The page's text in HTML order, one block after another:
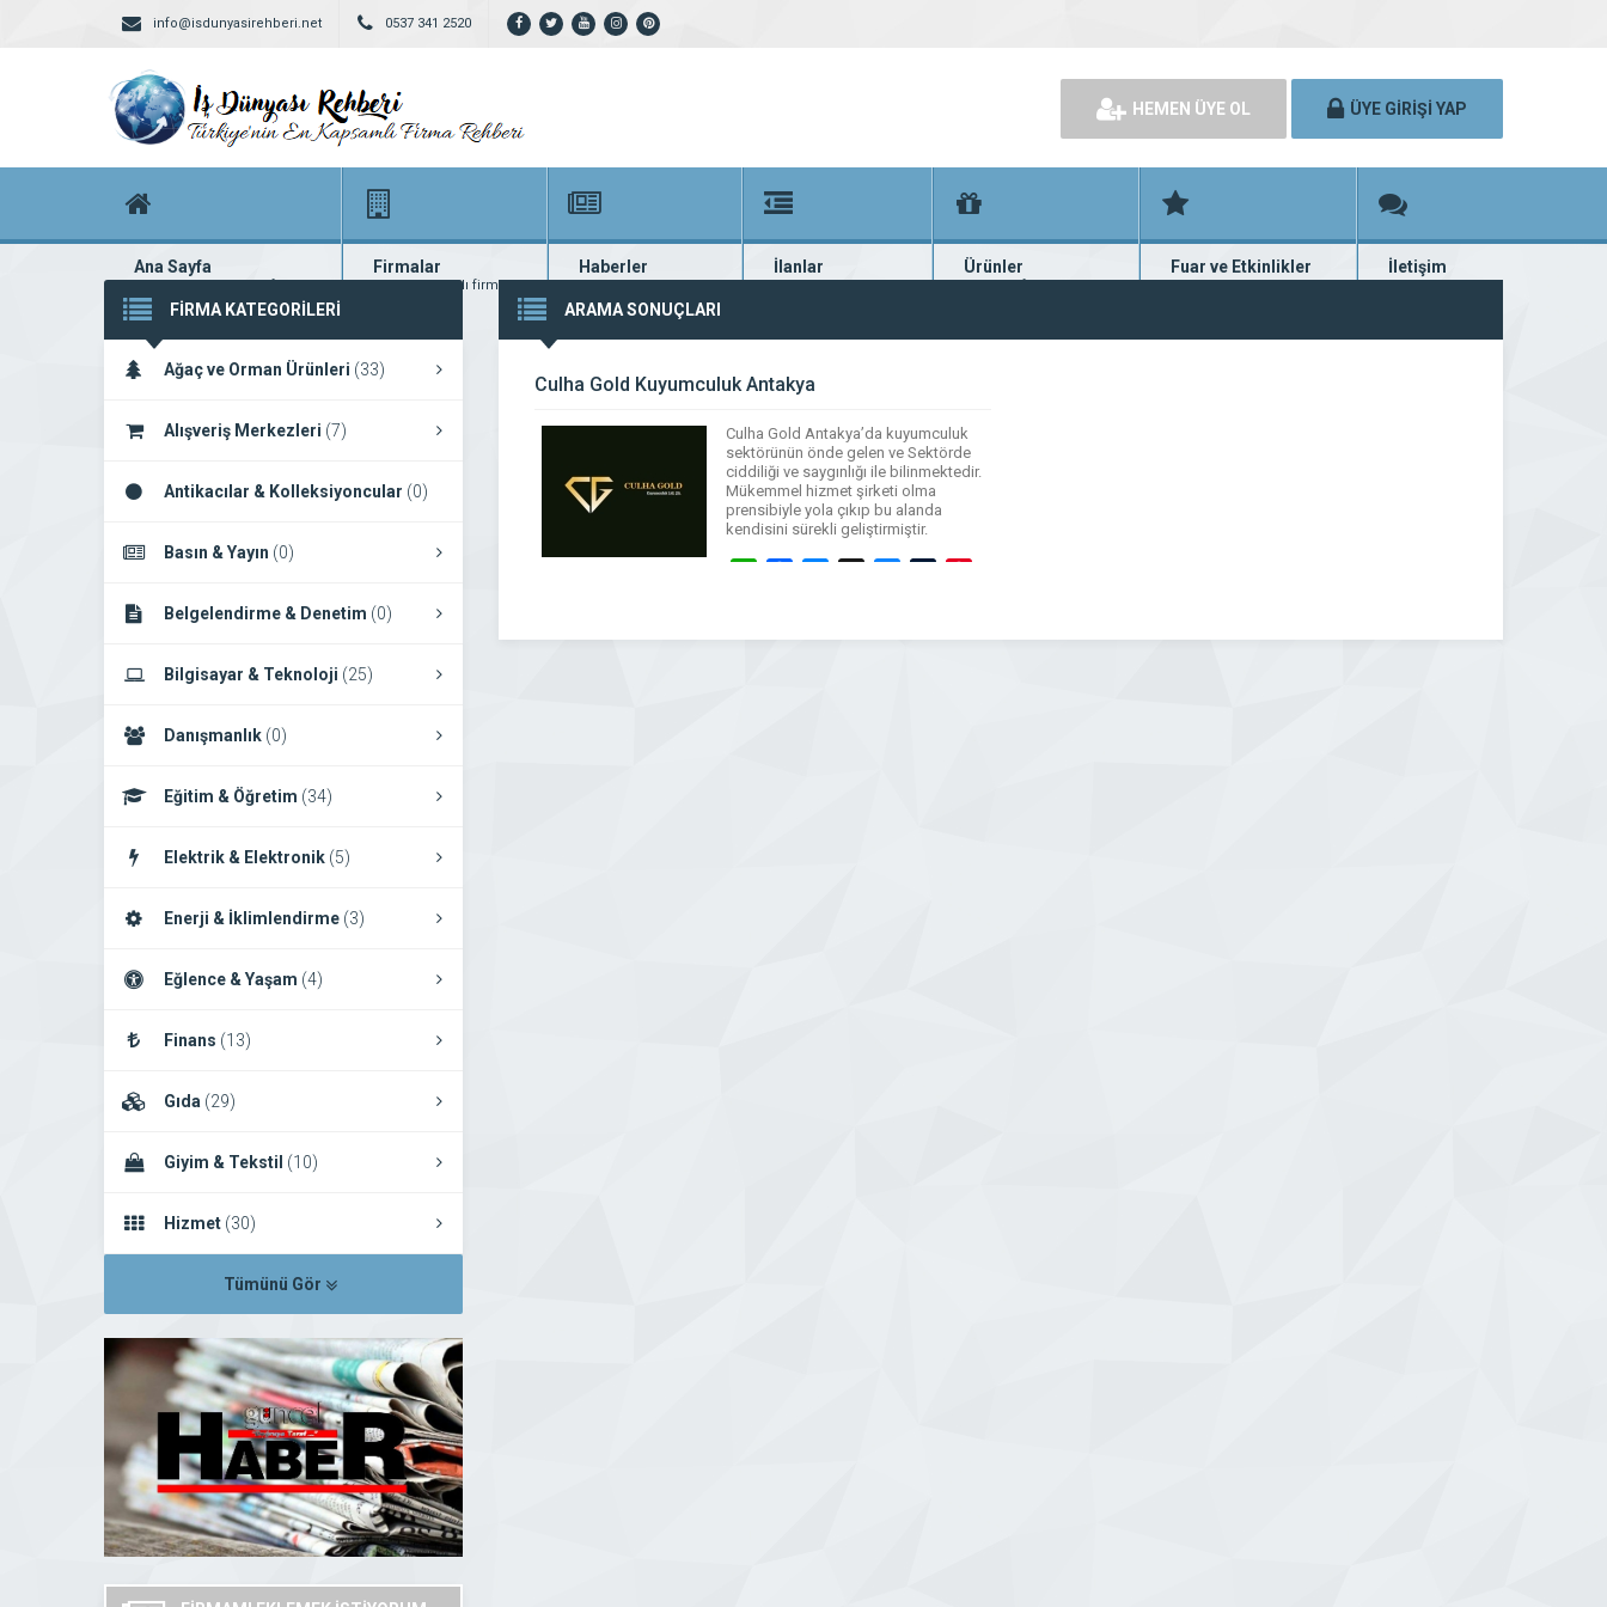
info@isdunyasirehberi.net 0537 341 2520
HEMEN ÜYE OL ÜYE GİRİŞİ YAP
Ana Sayfa
Firma rehberi ana sayfanız
Firmalar
Yüzlerce kayıtlı firma
Haberler
En güncel haberler
İlanlar
Güncel seri ilanlar
Ürünler
Binlerce firma ürünü
Fuar ve Etkinlikler
Fuar ve etkinlik planları
İletişim
Bize ulaşın
FİRMA KATEGORİLERİ
Ağaç ve Orman Ürünleri (33)
Alışveriş Merkezleri (7)
Antikacılar & Kolleksiyoncular (0)
Basın & Yayın (0)
Belgelendirme & Denetim (0)
Bilgisayar & Teknoloji (25)
Danışmanlık (0)
Eğitim & Öğretim (34)
Elektrik & Elektronik (5)
Enerji & İklimlendirme (3)
Eğlence & Yaşam (4)
Finans (13)
Gıda (29)
Giyim & Tekstil (10)
Hizmet (30)
Tümünü Gör
ARAMA SONUÇLARI
Culha Gold Kuyumculuk Antakya
Culha Gold Antakya’da kuyumculuk
sektörünün önde gelen ve Sektörde
ciddiliği ve saygınlığı ile bilinmektedir.
Mükemmel hizmet şirketi olma
prensibiyle yola çıkıp bu alanda
kendisini sürekli geliştirmiştir.